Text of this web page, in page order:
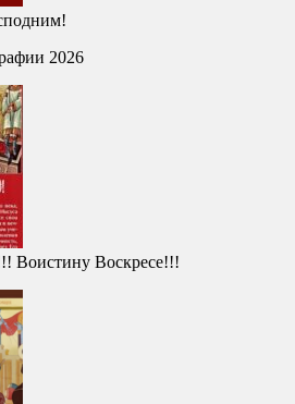
2026
Воистину Воскресе!!!